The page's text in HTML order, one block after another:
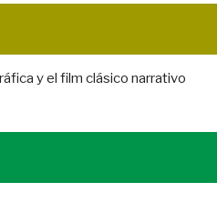
y el film clásico narrativo